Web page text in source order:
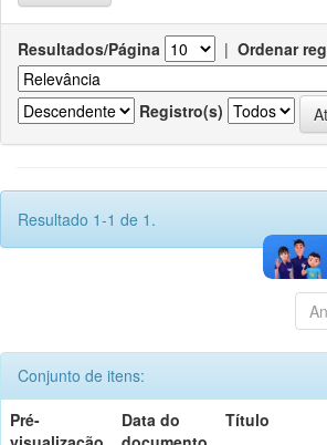
Resultados/Página | Ordenar
Registro(s)
Resultado 1-1 de 1.
Conjunto de itens:
Pré-
Data do
Título